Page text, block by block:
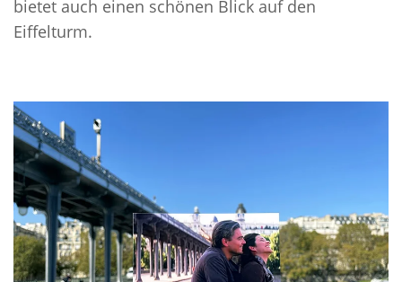
bietet auch einen schönen Blick auf den
Eiffelturm.